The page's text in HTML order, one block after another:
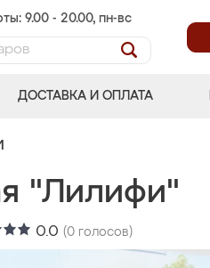
9.00 - 20.00, пн-вс
ДОСТАВКА И ОПЛАТА
"Лилифи"
0.0 (0 голосов)